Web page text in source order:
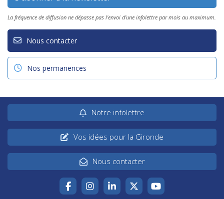
La fréquence de diffusion ne dépasse pas l'envoi d'une infolettre par mois au maximum.
Nous contacter
Nos permanences
Notre infolettre
Vos idées pour la Gironde
Nous contacter